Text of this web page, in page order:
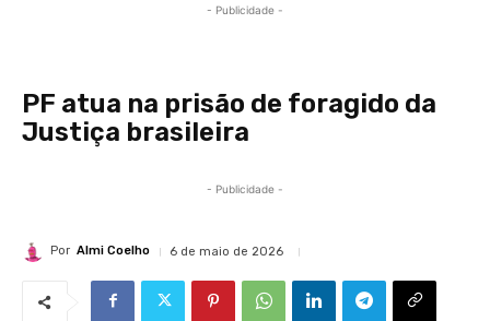
- Publicidade -
PF atua na prisão de foragido da
Justiça brasileira
- Publicidade -
Por Almi Coelho 6 de maio de 2026